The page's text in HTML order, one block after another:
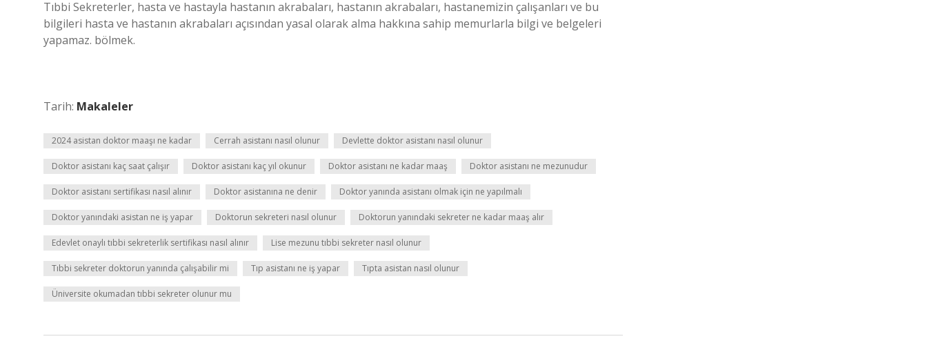
Tıbbi Sekreterler, hasta ve hastayla hastanın akrabaları, hastanın akrabaları, hastanemizin çalışanları ve bu
bilgileri hasta ve hastanın akrabaları açısından yasal olarak alma hakkına sahip memurlarla bilgi ve belgeleri
yapamaz. bölmek.
Tarih: Makaleler
2024 asistan doktor maaşı ne kadar Cerrah asistanı nasıl olunur Devlette doktor asistanı nasıl olunur
Doktor asistanı kaç saat çalışır Doktor asistanı kaç yıl okunur Doktor asistanı ne kadar maaş Doktor asistanı ne mezunudur
Doktor asistanı sertifikası nasıl alınır Doktor asistanına ne denir Doktor yanında asistanı olmak için ne yapılmalı
Doktor yanındaki asistan ne iş yapar Doktorun sekreteri nasıl olunur Doktorun yanındaki sekreter ne kadar maaş alır
Edevlet onaylı tıbbi sekreterlik sertifikası nasıl alınır Lise mezunu tıbbi sekreter nasıl olunur
Tıbbi sekreter doktorun yanında çalışabilir mi Tıp asistanı ne iş yapar Tıpta asistan nasıl olunur
Üniversite okumadan tıbbi sekreter olunur mu